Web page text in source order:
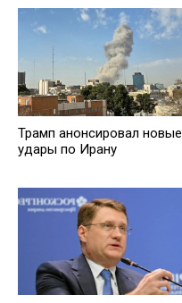
Трамп анонсировал новые
удары по Ирану